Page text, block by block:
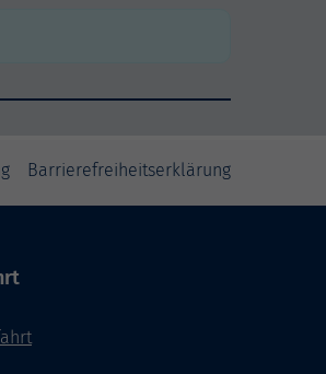
Barrierefreiheitserklärung